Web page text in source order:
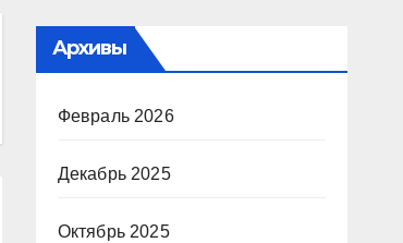
Архивы
Февраль 2026
Декабрь 2025
Октябрь 2025